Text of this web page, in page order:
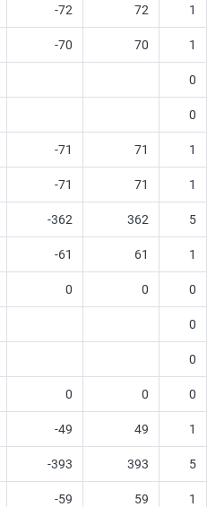
-72 72 1
-70 70 1
0
0
-71 71 1
-71 71 1
-362 362 5
-61 61 1
0 0 0
0
0
0 0 0
-49 49 1
-393 393 5
-59 59 1